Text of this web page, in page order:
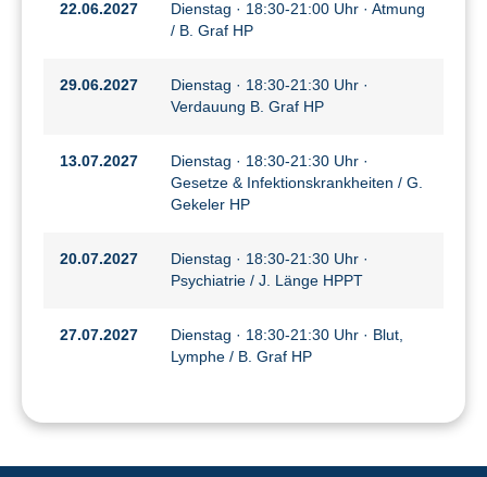
22.06.2027
Dienstag · 18:30-21:00 Uhr · Atmung
/ B. Graf HP
29.06.2027
Dienstag · 18:30-21:30 Uhr ·
Verdauung B. Graf HP
13.07.2027
Dienstag · 18:30-21:30 Uhr ·
Gesetze & Infektionskrankheiten / G.
Gekeler HP
20.07.2027
Dienstag · 18:30-21:30 Uhr ·
Psychiatrie / J. Länge HPPT
27.07.2027
Dienstag · 18:30-21:30 Uhr · Blut,
Lymphe / B. Graf HP